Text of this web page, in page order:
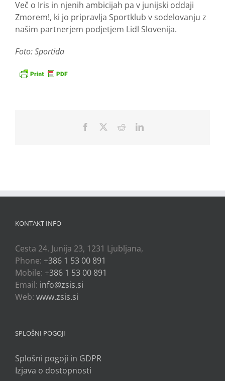
Več o Iris in njenih ambicijah pa v junijski oddaji
Zmorem!, ki jo pripravlja Sportklub v sodelovanju z
našim partnerjem podjetjem Lidl Slovenija.
Foto: Sportida
Facebook RedditLinkedIn
KONTAKT INFO
Cesta 24. Junija 23, 1231 Ljubljana,
Phone: +386 1 53 00 891
Mobile: +386 1 53 00 891
Email: info@zsis.si
Web: www.zsis.si
SPLOŠNI POGOJI
Splošni pogoji in GDPR
Izjava o dostopnosti